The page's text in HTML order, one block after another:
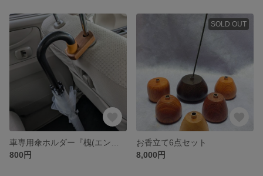
800円
SOLD OUT
お香立て6点セット
8,000円